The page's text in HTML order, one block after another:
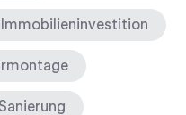
Immobilieninvestition